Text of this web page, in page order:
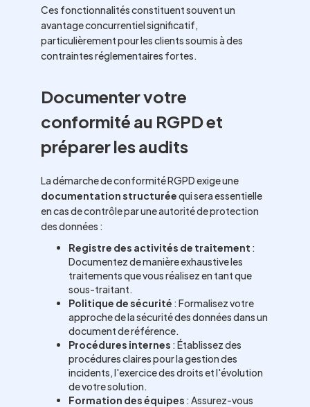
Ces fonctionnalités constituent souvent un
avantage concurrentiel significatif,
particulièrement pour les clients soumis à des
contraintes réglementaires fortes.
Documenter votre
conformité au RGPD et
préparer les audits
La démarche de conformité RGPD exige une
documentation structuréequi sera essentielle
en cas de contrôle par une autorité de protection
des données :
Registre des activités de traitement :
Documentez de manière exhaustive les
traitements que vous réalisez en tant que
sous-traitant.
Politique de sécurité : Formalisez votre
approche de la sécurité des données dans un
document de référence.
Procédures internes : Établissez des
procédures claires pour la gestion des
incidents, l'exercice des droits et l'évolution
de votre solution.
Formation des équipes : Assurez-vous